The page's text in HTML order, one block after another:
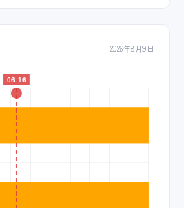
2026年8月9日